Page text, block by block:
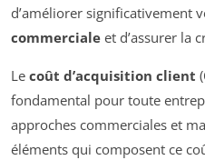
d’améliorer significativement
commerciale et d’assurer la
Le coût d’acquisition client
fondamental pour toute
approches commerciales et
éléments qui composent ce